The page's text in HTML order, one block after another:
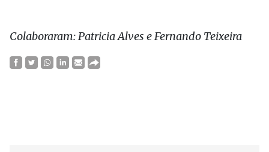
Colaboraram: Patricia Alves e Fernando Teixeira